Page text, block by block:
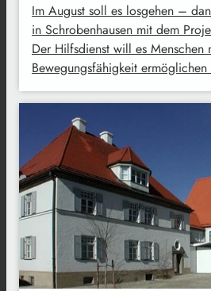
Im August soll es losgehen –
in Schrobenhausen mit dem
Der Hilfsdienst will es Menschen
Bewegungsfähigkeit